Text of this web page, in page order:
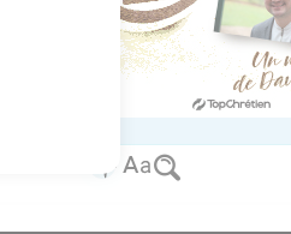
une pleine